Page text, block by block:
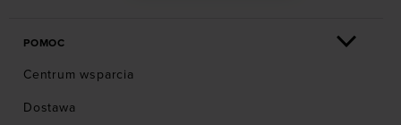
POMOC
Centrum wsparcia
Dostawa